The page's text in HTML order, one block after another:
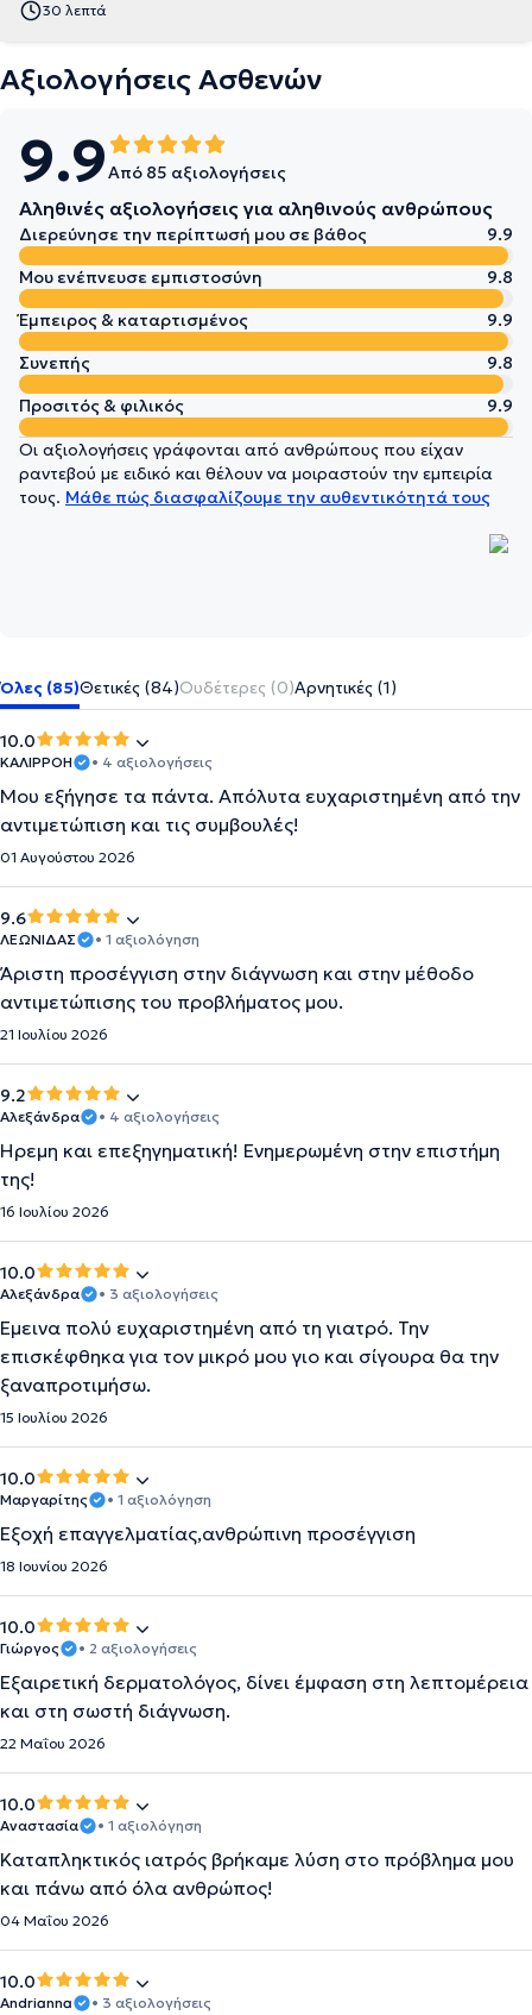
30 λεπτά
Αξιολογήσεις Ασθενών
9.9Από 85 αξιολογήσεις
Αληθινές αξιολογήσεις για αληθινούς ανθρώπους
Διερεύνησε την περίπτωσή μου σε βάθος
9.9
Μου ενέπνευσε εμπιστοσύνη
9.8
Έμπειρος & καταρτισμένος
9.9
Συνεπής
9.8
Προσιτός & φιλικός
9.9
Οι αξιολογήσεις γράφονται από ανθρώπους που είχαν
ραντεβού με ειδικό και θέλουν να μοιραστούν την εμπειρία
τους. Μάθε πώς διασφαλίζουμε την αυθεντικότητά τους
Όλες (85)Θετικές (84)Ουδέτερες (0)Αρνητικές (1)
10.0
ΚΑΛΙΡΡΟΗ • 4 αξιολογήσεις
Μου εξήγησε τα πάντα. Απόλυτα ευχαριστημένη από την
αντιμετώπιση και τις συμβουλές!
01 Αυγούστου 2026
9.6
ΛΕΩΝΙΔΑΣ • 1 αξιολόγηση
Άριστη προσέγγιση στην διάγνωση και στην μέθοδο
αντιμετώπισης του προβλήματος μου.
21 Ιουλίου 2026
9.2
Αλεξάνδρα • 4 αξιολογήσεις
Ήρεμη και επεξηγηματική! Ενημερωμένη στην επιστήμη
της!
16 Ιουλίου 2026
10.0
Αλεξάνδρα • 3 αξιολογήσεις
Έμεινα πολύ ευχαριστημένη από τη γιατρό. Την
επισκέφθηκα για τον μικρό μου γιο και σίγουρα θα την
ξαναπροτιμήσω.
15 Ιουλίου 2026
10.0
Μαργαρίτης • 1 αξιολόγηση
Εξοχή επαγγελματίας,ανθρώπινη προσέγγιση
18 Ιουνίου 2026
10.0
Γιώργος • 2 αξιολογήσεις
Εξαιρετική δερματολόγος, δίνει έμφαση στη λεπτομέρεια
και στη σωστή διάγνωση.
22 Μαΐου 2026
10.0
Αναστασία • 1 αξιολόγηση
Καταπληκτικός ιατρός βρήκαμε λύση στο πρόβλημα μου
και πάνω από όλα ανθρώπος!
04 Μαΐου 2026
10.0
Andrianna • 3 αξιολογήσεις